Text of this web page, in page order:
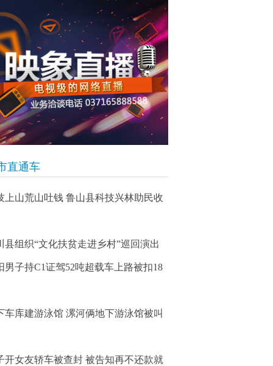
直通车
上山荒山吐钱 鲁山县科技兴林助民收
县组织“文化扶贫走进乡村”巡回演出
男子持C1证驾52吨超载车上路被扣18
车库建游泳馆 漯河俩地下游泳馆被叫
开女友轿车被查封 被告知再不还款就